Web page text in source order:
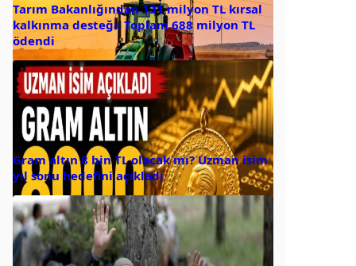
Tarım Bakanlığından 131 milyon TL kırsal
kalkınma desteği: Toplam 688 milyon TL
ödendi
Gram altın 8 bin TL olacak mı? Uzman isim
yıl sonu hedefini açıkladı